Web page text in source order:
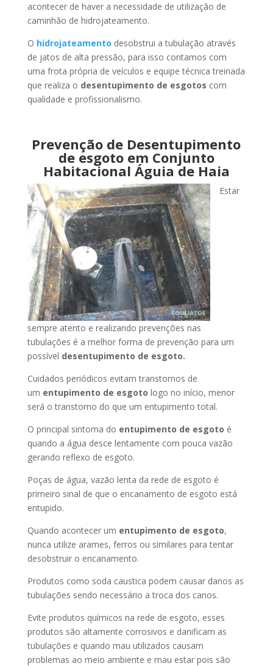
acontecer de haver a necessidade de utilização de
caminhão de hidrojateamento.
O hidrojateamento desobstrui a tubulação através
de jatos de alta pressão, para isso contamos com
uma frota própria de veículos e equipe técnica treinada
que realiza o desentupimento de esgotos com
qualidade e profissionalismo.
Prevenção de Desentupimento
de esgoto em Conjunto
Habitacional Águia de Haia
Estar
sempre atento e realizando prevenções nas
tubulações é a melhor forma de prevenção para um
possível desentupimento de esgoto.
Cuidados periódicos evitam transtornos de
um entupimento de esgoto logo no início, menor
será o transtorno do que um entupimento total.
O principal sintoma do entupimento de esgoto é
quando a água desce lentamente com pouca vazão
gerando reflexo de esgoto.
Poças de água, vazão lenta da rede de esgoto é
primeiro sinal de que o encanamento de esgoto está
entupido.
Quando acontecer um entupimento de esgoto,
nunca utilize arames, ferros ou similares para tentar
desobstruir o encanamento.
Produtos como soda caustica podem causar danos as
tubulações sendo necessário a troca dos canos.
Evite produtos químicos na rede de esgoto, esses
produtos são altamente corrosivos e danificam as
tubulações e quando mau utilizados causam
problemas ao meio ambiente e mau estar pois são